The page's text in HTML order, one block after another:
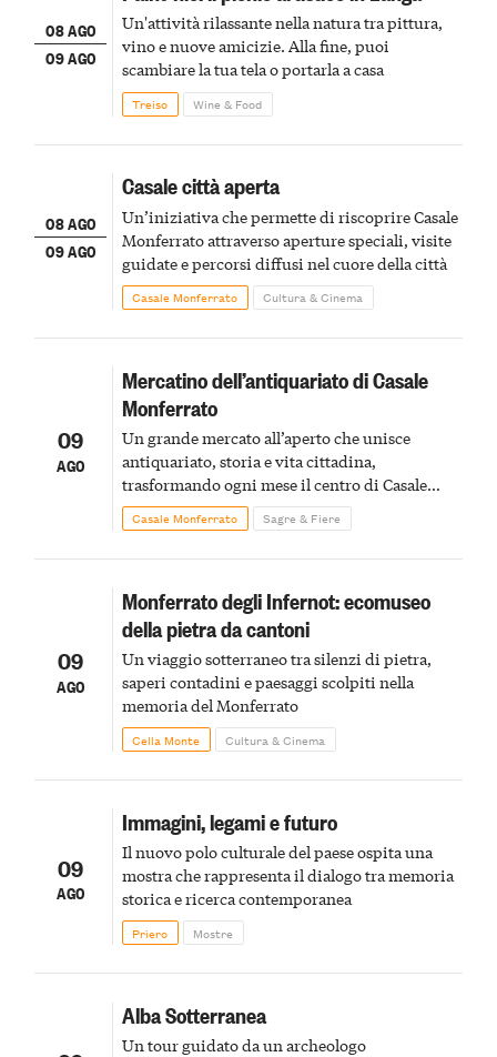
08 AGO
09 AGO
Un'attività rilassante nella natura tra pittura,
vino e nuove amicizie. Alla fine, puoi
scambiare la tua tela o portarla a casa
Treiso Wine & Food
08 AGO
09 AGO
Casale città aperta
Un’iniziativa che permette di riscoprire Casale
Monferrato attraverso aperture speciali, visite
guidate e percorsi diffusi nel cuore della città
Casale Monferrato Cultura & Cinema
09
AGO
Mercatino dell’antiquariato di Casale
Monferrato
Un grande mercato all’aperto che unisce
antiquariato, storia e vita cittadina,
trasformando ogni mese il centro di Casale
Monferrato in un luogo di scoperta e racconto
Casale Monferrato Sagre & Fiere
09
AGO
Monferrato degli Infernot: ecomuseo
della pietra da cantoni
Un viaggio sotterraneo tra silenzi di pietra,
saperi contadini e paesaggi scolpiti nella
memoria del Monferrato
Cella Monte Cultura & Cinema
09
AGO
Immagini, legami e futuro
Il nuovo polo culturale del paese ospita una
mostra che rappresenta il dialogo tra memoria
storica e ricerca contemporanea
Priero Mostre
Alba Sotterranea
Un tour guidato da un archeologo